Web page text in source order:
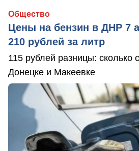
Общество
Цены на бензин в ДНР 7
210 рублей за литр
115 рублей разницы: сколько
Донецке и Макеевке